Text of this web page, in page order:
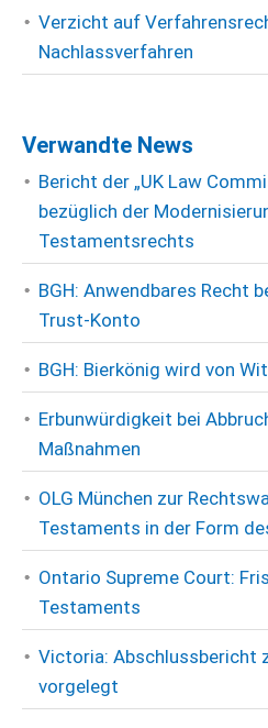
Verzicht auf
Nachlassverfahren
Verwandte News
Bericht der „UK Law
bezüglich der
Testamentsrechts
BGH: Anwendbares Recht
Trust-Konto
BGH: Bierkönig wird von
Erbunwürdigkeit bei
Maßnahmen
OLG München zur
Testaments in der Form
Ontario Supreme Court:
Testaments
Victoria: Abschlussbericht
vorgelegt